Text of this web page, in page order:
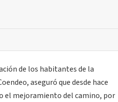
de los habitantes de la
aseguró que desde hace
el mejoramiento del camino, por